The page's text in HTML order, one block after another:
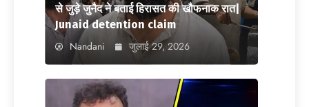
से जुड़े जुनैद ने बताई हिरासत की खौफनाक रात|
Junaid detention claim
Nandani जुलाई 29, 2026